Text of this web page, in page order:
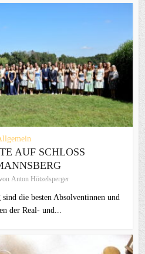
AUF SCHLOSS
Anton Hötzelsperger
die besten Absolventinnen und
der Real- und...